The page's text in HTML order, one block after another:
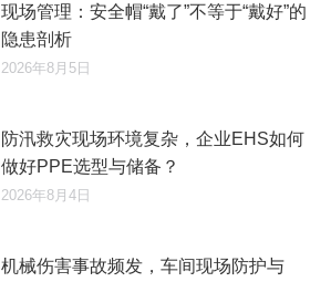
现场管理：安全帽“戴了”不等于“戴好”的
隐患剖析
2026年8月5日
防汛救灾现场环境复杂，企业EHS如何
做好PPE选型与储备？
2026年8月4日
机械伤害事故频发，车间现场防护与